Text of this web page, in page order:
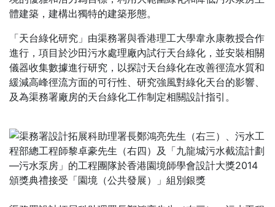
體建築，建構出獨特的建築形態。
「天台綠化研究」由渠務署與香港理工大學韋永康教授合作
進行，項目於沙田污水處理廠內試行天台綠化，並安裝相關
儀器收集數據進行研究，以探討天台綠化在改善徑流水質和
緩減高峰徑流方面的可行性、研究強風對綠化天台的影響、
及為渠務署廠房的天台綠化工作制定相關設計指引。